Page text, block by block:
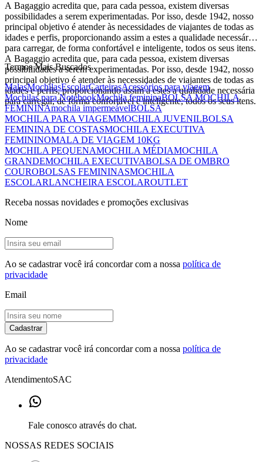
A Bagaggio acredita que, para cada pessoa, existem diversas
possibilidades a serem experimentadas. Por isso, desde 1942, nosso
principal objetivo é atender às necessidades de viajantes de todas as
idades e perfis, proporcionando assim a estes a qualidade necessária
para carregar, de forma confortável e inteligente, todos os seus itens.
A Bagaggio acredita que, para cada pessoa, existem diversas
possibilidades a serem experimentadas. Por isso, desde 1942, nosso
principal objetivo é atender às necessidades de viajantes de todas as
idades e perfis, proporcionando assim a estes a qualidade necessária
para carregar, de forma confortável e inteligente, todos os seus itens.
Termos Mais Buscados
MalasMochilasEscolarCarteirasAcessórios para viagem
Mochilas para NotebookMochila femininaBOLSA MOCHILA
FEMININAmochila impermeávelBOLSA
MOCHILA PARA VIAGEMMOCHILA JUVENILBOLSA
FEMININA DE COSTASMOCHILA EXECUTIVA
FEMININOMALA DE VIAGEM 10KG
MOCHILA PEQUENAMOCHILA MÉDIAMOCHILA
GRANDEMOCHILA EXECUTIVABOLSA DE OMBRO
COUROBOLSAS FEMININASMOCHILA
ESCOLARLANCHEIRA ESCOLAROUTLET
Receba nossas novidades e promoções exclusivas
Nome
Ao se cadastrar você irá concordar com a nossa política de
privacidade
Email
Cadastrar
Ao se cadastrar você irá concordar com a nossa política de
privacidade
AtendimentoSAC
Fale conosco através do chat.
NOSSAS REDES SOCIAIS